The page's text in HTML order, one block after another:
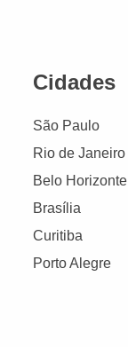
Cidades
São Paulo
Rio de Janeiro
Belo Horizonte
Brasília
Curitiba
Porto Alegre